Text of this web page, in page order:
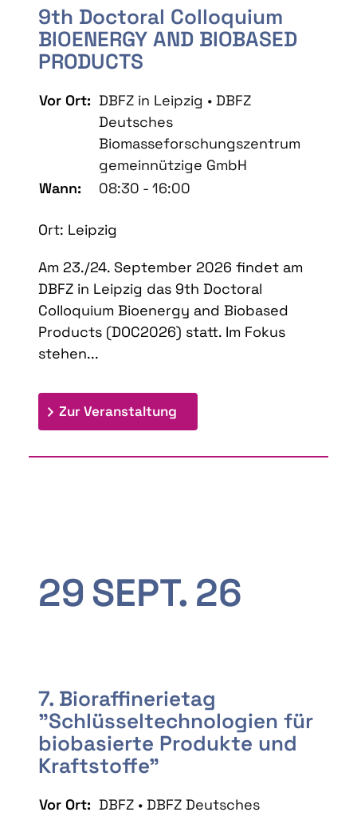
9th Doctoral Colloquium
BIOENERGY AND BIOBASED
PRODUCTS
Vor Ort: DBFZ in Leipzig • DBFZ
Deutsches
Biomasseforschungszentrum
gemeinnützige GmbH
Wann:
08:30 - 16:00
Ort: Leipzig
Am 23./24. September 2026 findet am
DBFZ in Leipzig das 9th Doctoral
Colloquium Bioenergy and Biobased
Products (DOC2026) statt. Im Fokus
stehen...
Zur Veranstaltung
29SEPT. 26
7. Bioraffinerietag
"Schlüsseltechnologien für
biobasierte Produkte und
Kraftstoffe"
Vor Ort: DBFZ • DBFZ Deutsches